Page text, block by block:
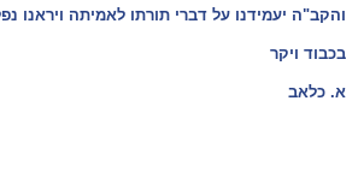
והקב"ה יעמידנו על דברי תורתו לאמיתה ויראנו
בכבוד ויקר
א. כלאב